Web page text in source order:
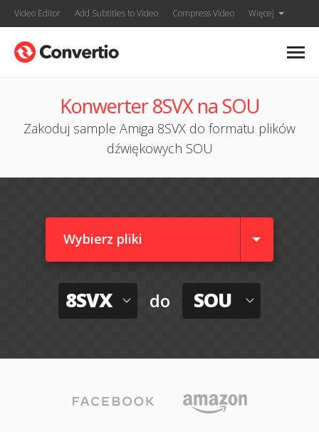
Video Editor Add Subtitles to Video Compress Video Więcej
Konwerter 8SVX na SOU
Zakoduj sample Amiga 8SVX do formatu plików
dźwiękowych SOU
Wybierz pliki
8SVX do SOU